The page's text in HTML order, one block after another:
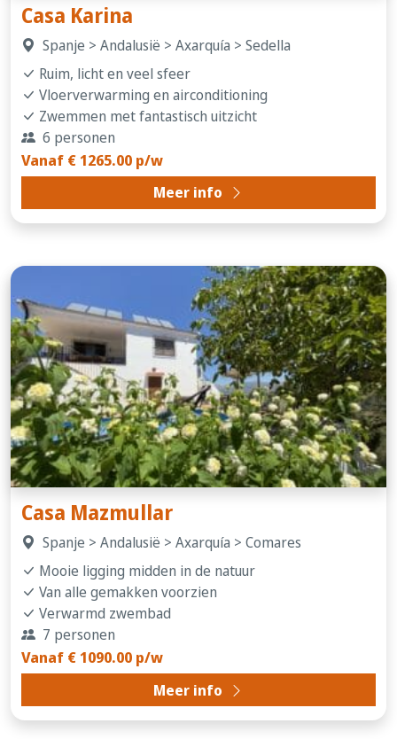
Casa Karina
Spanje > Andalusië > Axarquía > Sedella
Ruim, licht en veel sfeer
Vloerverwarming en airconditioning
Zwemmen met fantastisch uitzicht
6 personen
Vanaf € 1265.00 p/w
Meer info
Casa Mazmullar
Spanje > Andalusië > Axarquía > Comares
Mooie ligging midden in de natuur
Van alle gemakken voorzien
Verwarmd zwembad
7 personen
Vanaf € 1090.00 p/w
Meer info